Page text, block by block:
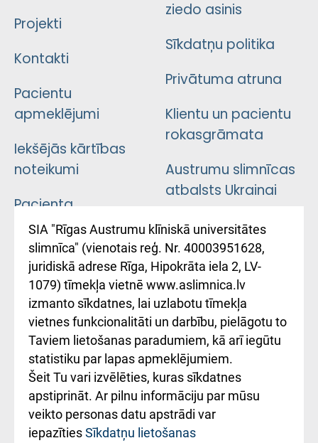
Projekti
Kontakti
Pacientu
apmeklējumi
Iekšējās kārtības
noteikumi
Pacienta
atsauksmju/sūdzību
iesniegšanas
kārtība
Kā pie mums nokļūt
Rēķinu apmaksas
ceļvedis
Rekvizīti un
ārstniecības
iestādes kods
ziedo asinis
Sīkdatņu politika
Privātuma atruna
Klientu un pacientu
rokasgrāmata
Austrumu slimnīcas
atbalsts Ukrainai
Підтримка Східної
лікарні та співпраця з
Україною
SIA "Rīgas Austrumu klīniskā universitātes
slimnīca" (vienotais reģ. Nr. 40003951628,
juridiskā adrese Rīga, Hipokrāta iela 2, LV-
1079) tīmekļa vietnē www.aslimnica.lv
izmanto sīkdatnes, lai uzlabotu tīmekļa
vietnes funkcionalitāti un darbību, pielāgotu to
Taviem lietošanas paradumiem, kā arī iegūtu
statistiku par lapas apmeklējumiem.
Šeit Tu vari izvēlēties, kuras sīkdatnes
apstiprināt. Ar pilnu informāciju par mūsu
veikto personas datu apstrādi var
iepazītiesSīkdatņu lietošanas